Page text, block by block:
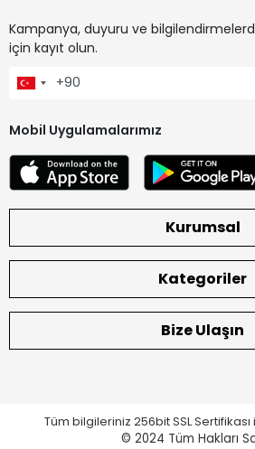
Kampanya, duyuru ve
için kayıt olun.
Mobil Uygulamalarımız
Kurumsal
Kategoriler
Bize Ulaşın
Tüm bilgileriniz 256bit SSL
© 2024 Tüm Hakları